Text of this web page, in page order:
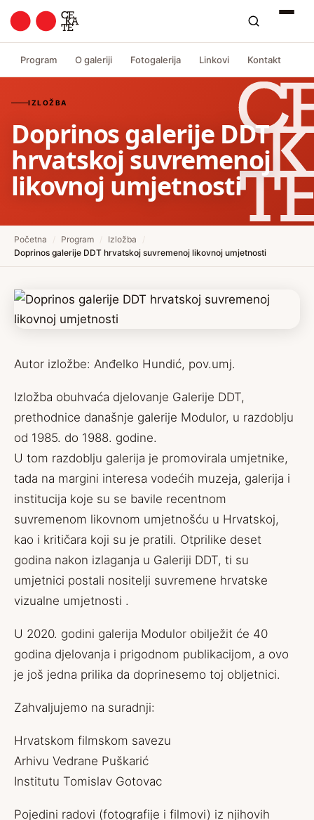
Program O galeriji Fotogalerija Linkovi Kontakt
IZLOŽBA
Doprinos galerije DDT
hrvatskoj suvremenoj
likovnoj umjetnosti
Početna Program Izložba
Doprinos galerije DDT hrvatskoj suvremenoj likovnoj umjetnosti
Autor izložbe: Anđelko Hundić, pov.umj.
Izložba obuhvaća djelovanje Galerije DDT,
prethodnice današnje galerije Modulor, u razdoblju
od 1985. do 1988. godine.
U tom razdoblju galerija je promovirala umjetnike,
tada na margini interesa vodećih muzeja, galerija i
institucija koje su se bavile recentnom
suvremenom likovnom umjetnošću u Hrvatskoj,
kao i kritičara koji su je pratili. Otprilike deset
godina nakon izlaganja u Galeriji DDT, ti su
umjetnici postali nositelji suvremene hrvatske
vizualne umjetnosti .
U 2020. godini galerija Modulor obilježit će 40
godina djelovanja i prigodnom publikacijom, a ovo
je još jedna prilika da doprinesemo toj obljetnici.
Zahvaljujemo na suradnji:
Hrvatskom filmskom savezu
Arhivu Vedrane Puškarić
Institutu Tomislav Gotovac
Pojedini radovi (fotografije i filmovi) iz njihovih